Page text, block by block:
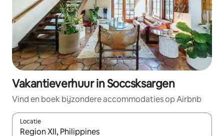
Vakantieverhuur in Soccsksargen
Vind en boek bijzondere accommodaties op Airbnb
Locatie
Wanneer er suggesties beschikbaar zijn, maak je een keuze